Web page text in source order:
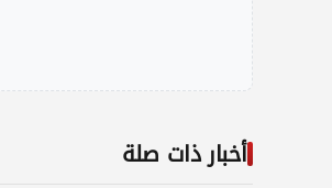
أخبار ذات صلة